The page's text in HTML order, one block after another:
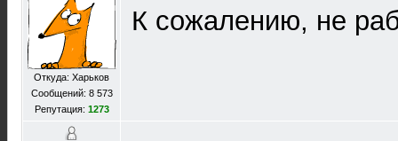
Откуда: Харьков
Сообщений: 8 573
Репутация: 1273
К сожалению, не